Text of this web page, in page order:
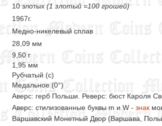
10 злотых(1 злотый =100 грошей)
1967г.
Медно-никелевый сплав
28,09 мм
9,50 г
1,95 мм
Рубчатый (с)
Медальное (0°)
Аверс: герб Польши. Реверс: бюст Кароля
Аверс: стилизованные буквы m и W - знак
Варшавский Монетный Двор (Варшава,